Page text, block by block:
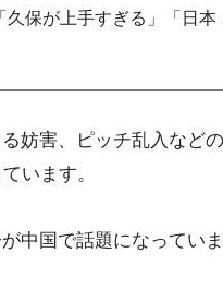
保が上手すぎる」「日本
妨害、ピッチ乱入などの
います。
中国で話題になっていま